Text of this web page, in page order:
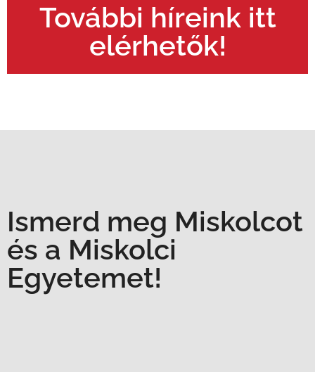
További híreink itt
elérhetők!
Ismerd meg Miskolcot
és a Miskolci
Egyetemet!